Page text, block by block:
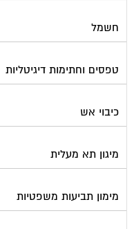
חשמל
טפסים וחתימות דיגיטליות
כיבוי אש
מיגון תא מעלית
מימון תביעות משפטיות